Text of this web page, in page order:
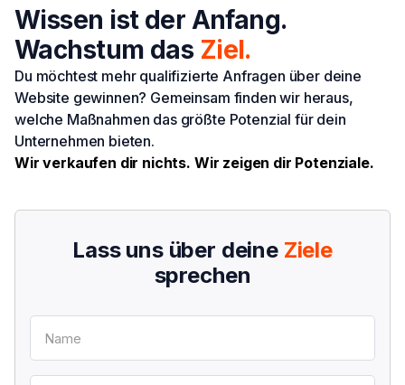
Wissen ist der Anfang.
Wachstum das Ziel.
Du möchtest mehr qualifizierte Anfragen über deine
Website gewinnen? Gemeinsam finden wir heraus,
welche Maßnahmen das größte Potenzial für dein
Unternehmen bieten.
Wir verkaufen dir nichts. Wir zeigen dir Potenziale.
Lass uns über deine Ziele
sprechen